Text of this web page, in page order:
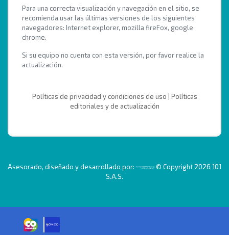
Para una correcta visualización y navegación en el sitio, se
recomienda usar las últimas versiones de los siguientes
navegadores: Internet explorer, mozilla fireFox, google
chrome.
Si su equipo no cuenta con esta versión, por favor realice la
actualización.
Políticas de privacidad y condiciones de uso
Políticas
editoriales y de actualización
Asesorado, diseñado y desarrollado por:
© Copyright 2026 101
S.A.S.